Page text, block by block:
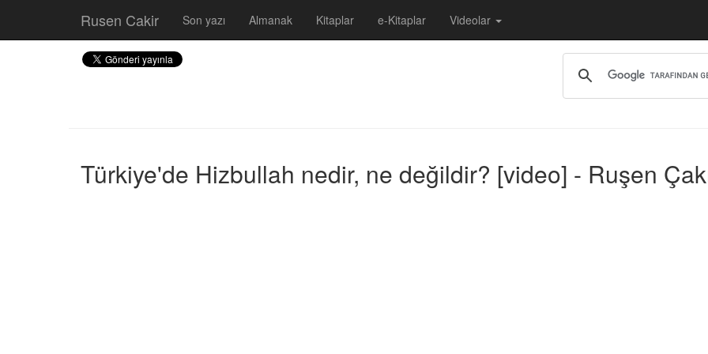
Rusen Cakir Son yazı Almanak Kitaplar e-Kitaplar Videolar
Türkiye'de Hizbullah nedir, ne değildir? [video] - Ruşen